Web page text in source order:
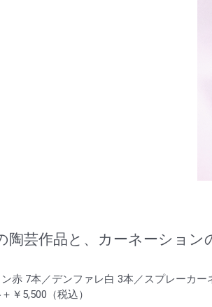
陶芸作品と、カーネーション
赤 7本／デンファレ白 3本／スプレーカ
￥5,500（税込）